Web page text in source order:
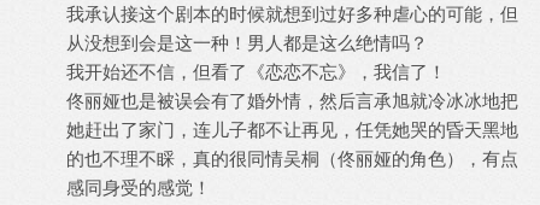
我承认接这个剧本的时候就想到过好多种虐心的可能，但
从没想到会是这一种！男人都是这么绝情吗？
我开始还不信，但看了《恋恋不忘》，我信了！
佟丽娅也是被误会有了婚外情，然后言承旭就冷冰冰地把
她赶出了家门，连儿子都不让再见，任凭她哭的昏天黑地
的也不理不睬，真的很同情吴桐（佟丽娅的角色），有点
感同身受的感觉！